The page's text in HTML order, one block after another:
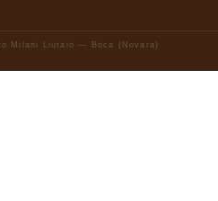
Milani Liutaio — Boca (Novara)